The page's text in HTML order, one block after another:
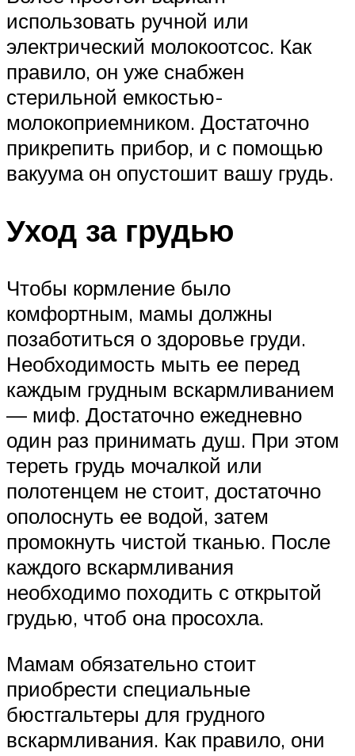
использовать ручной или
электрический молокоотсос. Как
правило, он уже снабжен
стерильной емкостью-
молокоприемником. Достаточно
прикрепить прибор, и с помощью
вакуума он опустошит вашу грудь.
Уход за грудью
Чтобы кормление было
комфортным, мамы должны
позаботиться о здоровье груди.
Необходимость мыть ее перед
каждым грудным вскармливанием
— миф. Достаточно ежедневно
один раз принимать душ. При этом
тереть грудь мочалкой или
полотенцем не стоит, достаточно
ополоснуть ее водой, затем
промокнуть чистой тканью. После
каждого вскармливания
необходимо походить с открытой
грудью, чтоб она просохла.
Мамам обязательно стоит
приобрести специальные
бюстгальтеры для грудного
вскармливания. Как правило, они